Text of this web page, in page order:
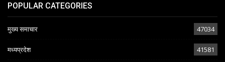
POPULAR CATEGORIES
मुख्य समाचार 47034
मध्यप्रदेश 41581